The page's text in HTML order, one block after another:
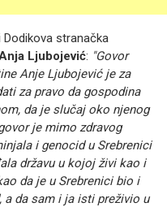
stranačka
Ljubojević: "Govor
Anje Ljubojević je za
za pravo da gospodina
da je slučaj oko njenog
je mimo zdravog
i genocid u Srebrenici
državu u kojoj živi kao i
da je u Srebrenici bio i
a da sam i ja isti preživio u